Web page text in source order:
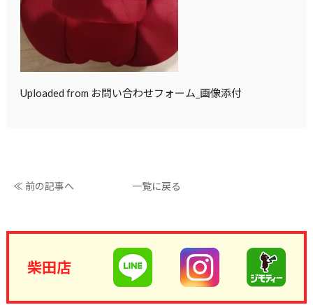
Uploaded from お問い合わせフォーム_画像添付
≪ 前の記事へ 一覧に戻る
柴田店